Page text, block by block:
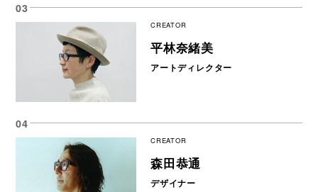
CREATOR
平林奈緒美
アートディレクター
CREATOR
森田恭通
デザイナー